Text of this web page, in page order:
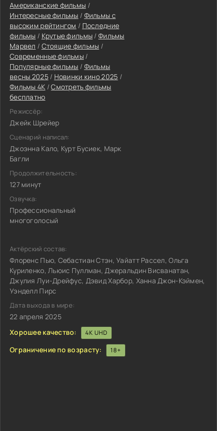
Американские фильмы /
Интересные фильмы / Фильмы с
высоким рейтингом / Последние
фильмы / Крутые фильмы /Фильмы
Марвел / Стоящие фильмы /
Современные фильмы /
Популярные фильмы / Фильмы
весны 2025/ Новинки кино 2025 /
Фильмы 4K /Смотреть фильмы
бесплатно
Режиссёр:
Джейк Шрейер
Сценарий написал:
Джоэнна Кало, Курт Бусиек, Марк
Багли
Продолжительность:
127 минут
Озвучка:
Профессиональный
многоголосый
Актёрский состав:
Флоренс Пью, Себастиан Стэн, Уайатт Рассел, Ольга
Куриленко, Льюис Пуллман, Джеральдин Висванатан,
Джулия Луи-Дрейфус, Дэвид Харбор, Ханна Джон-Кэймен,
Уэнделл Пирс
Дата выхода в мире:
22 апреля 2025
Хорошее качество:
4K UHD
Ограничение по возрасту: 18+